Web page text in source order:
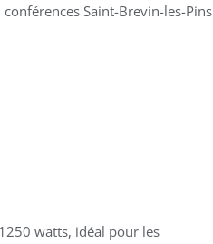
Saint-Brevin-les-Pins
watts, idéal pour les